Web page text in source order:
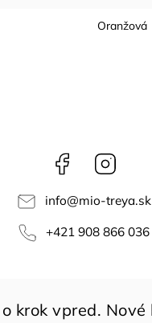
Oranžová
Facebook
info@mio-treya.sk
+421 908 866 036